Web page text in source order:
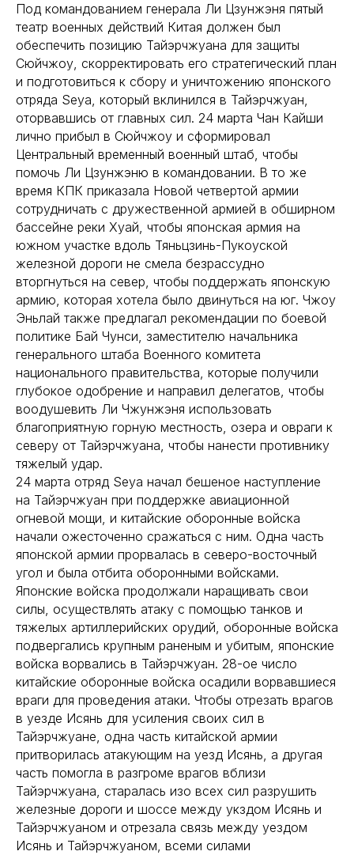
Под командованием генерала Ли Цзунжэня пятый
театр военных действий Китая должен был
обеспечить позицию Тайэрчжуана для защиты
Сюйчжоу, скорректировать его стратегический план
и подготовиться к сбору и уничтожению японского
отряда Seya, который вклинился в Тайэрчжуан,
оторвавшись от главных сил. 24 марта Чан Кайши
лично прибыл в Сюйчжоу и сформировал
Центральный временный военный штаб, чтобы
помочь Ли Цзунжэню в командовании. В то же
время КПК приказала Новой четвертой армии
сотрудничать с дружественной армией в обширном
бассейне реки Хуай, чтобы японская армия на
южном участке вдоль Тяньцзинь-Пукоуской
железной дороги не смела безрассудно
вторгнуться на север, чтобы поддержать японскую
армию, которая хотела было двинуться на юг. Чжоу
Эньлай также предлагал рекомендации по боевой
политике Бай Чунси, заместителю начальника
генерального штаба Военного комитета
национального правительства, которые получили
глубокое одобрение и направил делегатов, чтобы
воодушевить Ли Чжунжэня использовать
благоприятную горную местность, озера и овраги к
северу от Тайэрчжуана, чтобы нанести противнику
тяжелый удар.
24 марта отряд Seya начал бешеное наступление
на Тайэрчжуан при поддержке авиационной
огневой мощи, и китайские оборонные войска
начали ожесточенно сражаться с ним. Одна часть
японской армии прорвалась в северо-восточный
угол и была отбита оборонными войсками.
Японские войска продолжали наращивать свои
силы, осуществлять атаку с помощью танков и
тяжелых артиллерийских орудий, оборонные войска
подвергались крупным раненым и убитым, японские
войска ворвались в Тайэрчжуан. 28-ое число
китайские оборонные войска осадили ворвавшиеся
враги для проведения атаки. Чтобы отрезать врагов
в уезде Исянь для усиления своих сил в
Тайэрчжуане, одна часть китайской армии
притворилась атакующим на уезд Исянь, а другая
часть помогла в разгроме врагов вблизи
Тайэрчжуана, старалась изо всех сил разрушить
железные дороги и шоссе между укздом Исянь и
Тайэрчжуаном и отрезала связь между уездом
Исянь и Тайэрчжуаном, всеми силами